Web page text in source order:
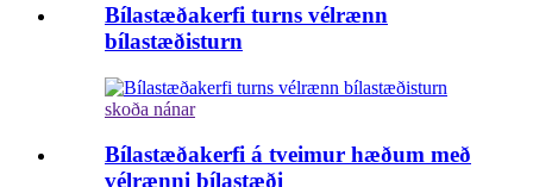
Bílastæðakerfi turns vélrænn
bílastæðisturn
skoða nánar
Bílastæðakerfi á tveimur hæðum með
vélrænni bílastæði